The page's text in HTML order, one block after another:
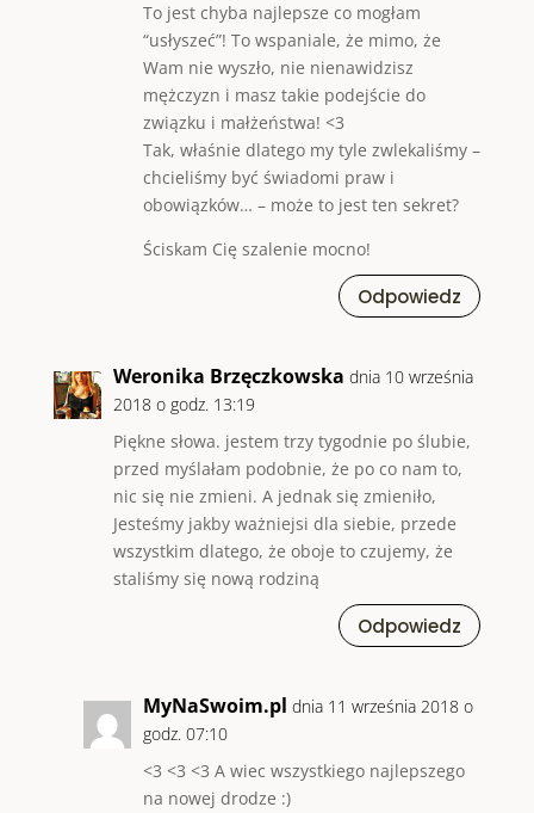
To jest chyba najlepsze co mogłam
“usłyszeć”! To wspaniale, że mimo, że
Wam nie wyszło, nie nienawidzisz
mężczyzn i masz takie podejście do
związku i małżeństwa! <3
Tak, właśnie dlatego my tyle zwlekaliśmy –
chcieliśmy być świadomi praw i
obowiązków… – może to jest ten sekret?
Ściskam Cię szalenie mocno!
Odpowiedz
Weronika Brzęczkowska dnia 10 września
2018 o godz. 13:19
Piękne słowa. jestem trzy tygodnie po ślubie,
przed myślałam podobnie, że po co nam to,
nic się nie zmieni. A jednak się zmieniło,
Jesteśmy jakby ważniejsi dla siebie, przede
wszystkim dlatego, że oboje to czujemy, że
staliśmy się nową rodziną
Odpowiedz
MyNaSwoim.pl dnia 11 września 2018 o
godz. 07:10
<3 <3 <3 A wiec wszystkiego najlepszego
na nowej drodze :)